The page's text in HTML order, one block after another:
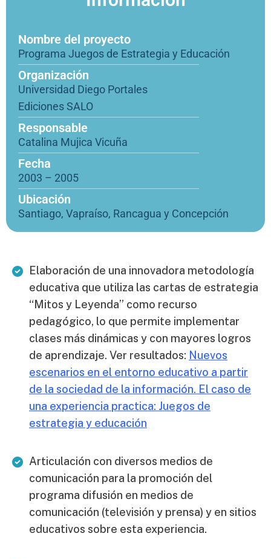
Nombre del proyecto
Programa Juegos de Estrategia y Educación
Organización
Universidad Diego Portales
Ediciones SALO
Responsable
Catalina Mujica Vicuña
Fecha
2003 – 2005
Ubicación
Santiago, Vapraíso, Rancagua y Concepción
Elaboración de una innovadora metodología
educativa que utiliza las cartas de estrategia
“Mitos y Leyenda” como recurso
pedagógico, lo que permite implementar
clases más dinámicas y con mayores logros
de aprendizaje. Ver resultados: Nuevos
escenarios en el entorno educativo a partir
de la sociedad de la información. El caso de
una experiencia practica: Juegos de
estrategia y educación
Articulación con diversos medios de
comunicación para la promoción del
programa difusión en medios de
comunicación (televisión y prensa) y en sitios
educativos sobre esta experiencia.